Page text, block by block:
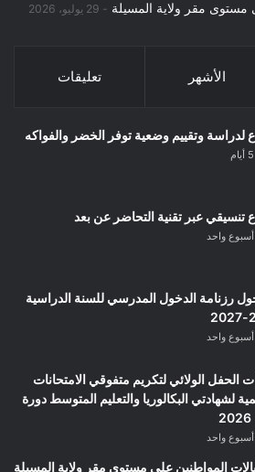
مستوى مقر ولاية المسيلة 29 يوليو، 2026
الأشهر تعليقات
لدراسة وتقييم وضعية توفر الخضر والفواكه
تنسيقي عبر تقنية التحاضر عن بعد
أسبوع واحد
رزنامة الدخول المدرسي للسنة الدراسية
أسبوع واحد
الحفل الولائي لتكريم متفوقي الامتحانات
لشهادتي البكالوريا والتعليم المتوسط دورة
أسبوع واحد
المواطنين على مستوى مقر ولاية المسيلة